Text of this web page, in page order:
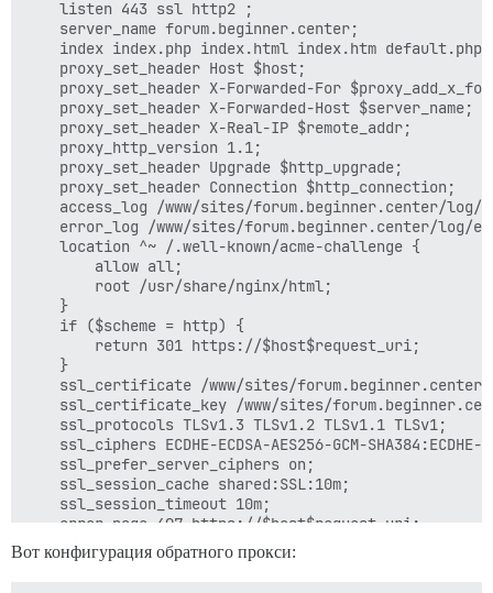
    listen 443 ssl http2 ;
    server_name forum.beginner.center;
index index.php index.html index.htm
    proxy_set_header Host $host;
proxy_set_header X-Forwarded-For
    proxy_set_header X-Forwarded-Host $server_name;
    proxy_set_header X-Real-IP $remote_addr;
    proxy_http_version 1.1;
    proxy_set_header Upgrade $http_upgrade;
    proxy_set_header Connection $http_connection;
access_log /www/sites/forum.beginner.center/
error_log /www/sites/forum.beginner.center/log/
    location ^~ /.well-known/acme-challenge {
        allow all;
        root /usr/share/nginx/html;
    }
    if ($scheme = http) {
        return 301 https://$host$request_uri;
    }
ssl_certificate /www/sites/
ssl_certificate_key /www/sites/
    ssl_protocols TLSv1.3 TLSv1.2 TLSv1.1 TLSv1;
ssl_ciphers ECDHE-ECDSA-AES256-GCM-
    ssl_prefer_server_ciphers on;
    ssl_session_cache shared:SSL:10m;
    ssl_session_timeout 10m;
    error_page 497 https://$host$request_uri;
    proxy_set_header X-Forwarded-Proto https;
add_header Strict-Transport-Security "max-
Вот конфигурация обратного прокси: